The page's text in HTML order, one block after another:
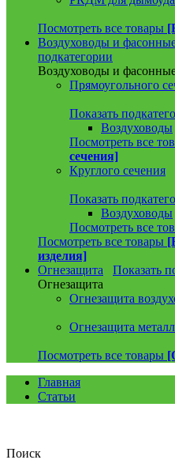
Посмотреть все товары
Воздуховоды и
подкатегории
Воздуховоды и
Прямоугольного
Показать
Воздуховоды
Посмотреть все
сечения]
Круглого сечения
Показать
Воздуховоды
Посмотреть все
Посмотреть все товары
изделия]
Огнезащита
Показать
Огнезащита
Огнезащита
Огнезащита
Посмотреть все товары
Главная
Статьи
Поиск